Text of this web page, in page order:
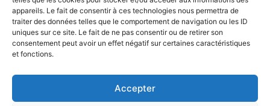
appareils. Le fait de consentir à ces technologies nous permettra de
traiter des données telles que le comportement de navigation ou les ID
uniques sur ce site. Le fait de ne pas consentir ou de retirer son
consentement peut avoir un effet négatif sur certaines caractéristiques
et fonctions.
Accepter
© Copyright 2026, Tous droits réservés |Bromance
Bien-Être : Yoga, Bien-être, Nutrition et Sport
L’équipe
Régime Savoir Maigrir.fr : La méthode Jean-Michel Cohen pour